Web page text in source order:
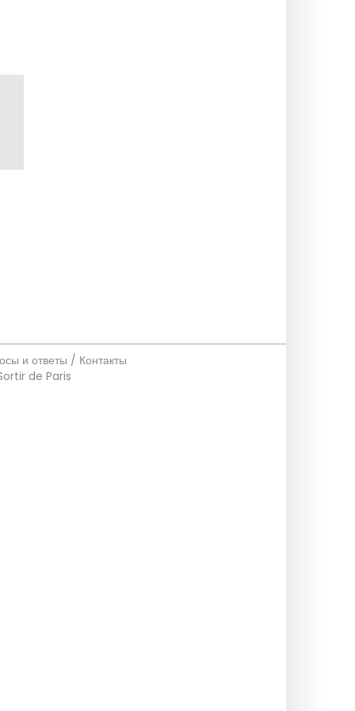
и ответы / Контакты
de Paris